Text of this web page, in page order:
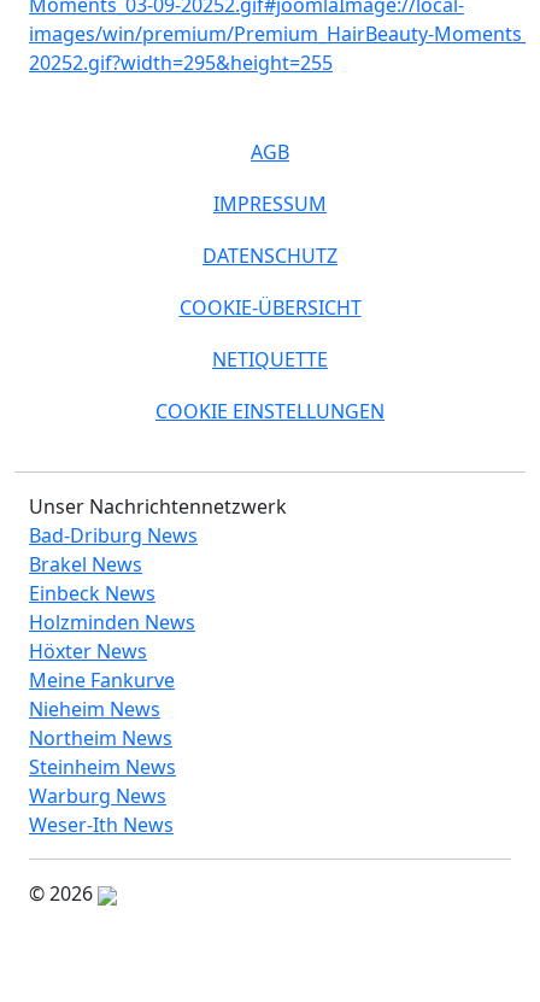
AGB
IMPRESSUM
DATENSCHUTZ
COOKIE-ÜBERSICHT
NETIQUETTE
COOKIE EINSTELLUNGEN
Unser Nachrichtennetzwerk
Bad-Driburg News
Brakel News
Einbeck News
Holzminden News
Höxter News
Meine Fankurve
Nieheim News
Northeim News
Steinheim News
Warburg News
Weser-Ith News
© 2026